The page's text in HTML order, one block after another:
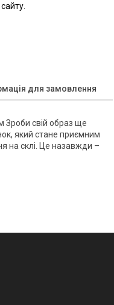
для замовлення
Зроби свій образ ще
який стане приємним
на склі. Це назавжди –